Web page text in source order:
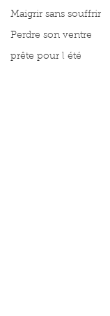
Maigrir sans souffrir
Perdre son ventre
prête pour l été